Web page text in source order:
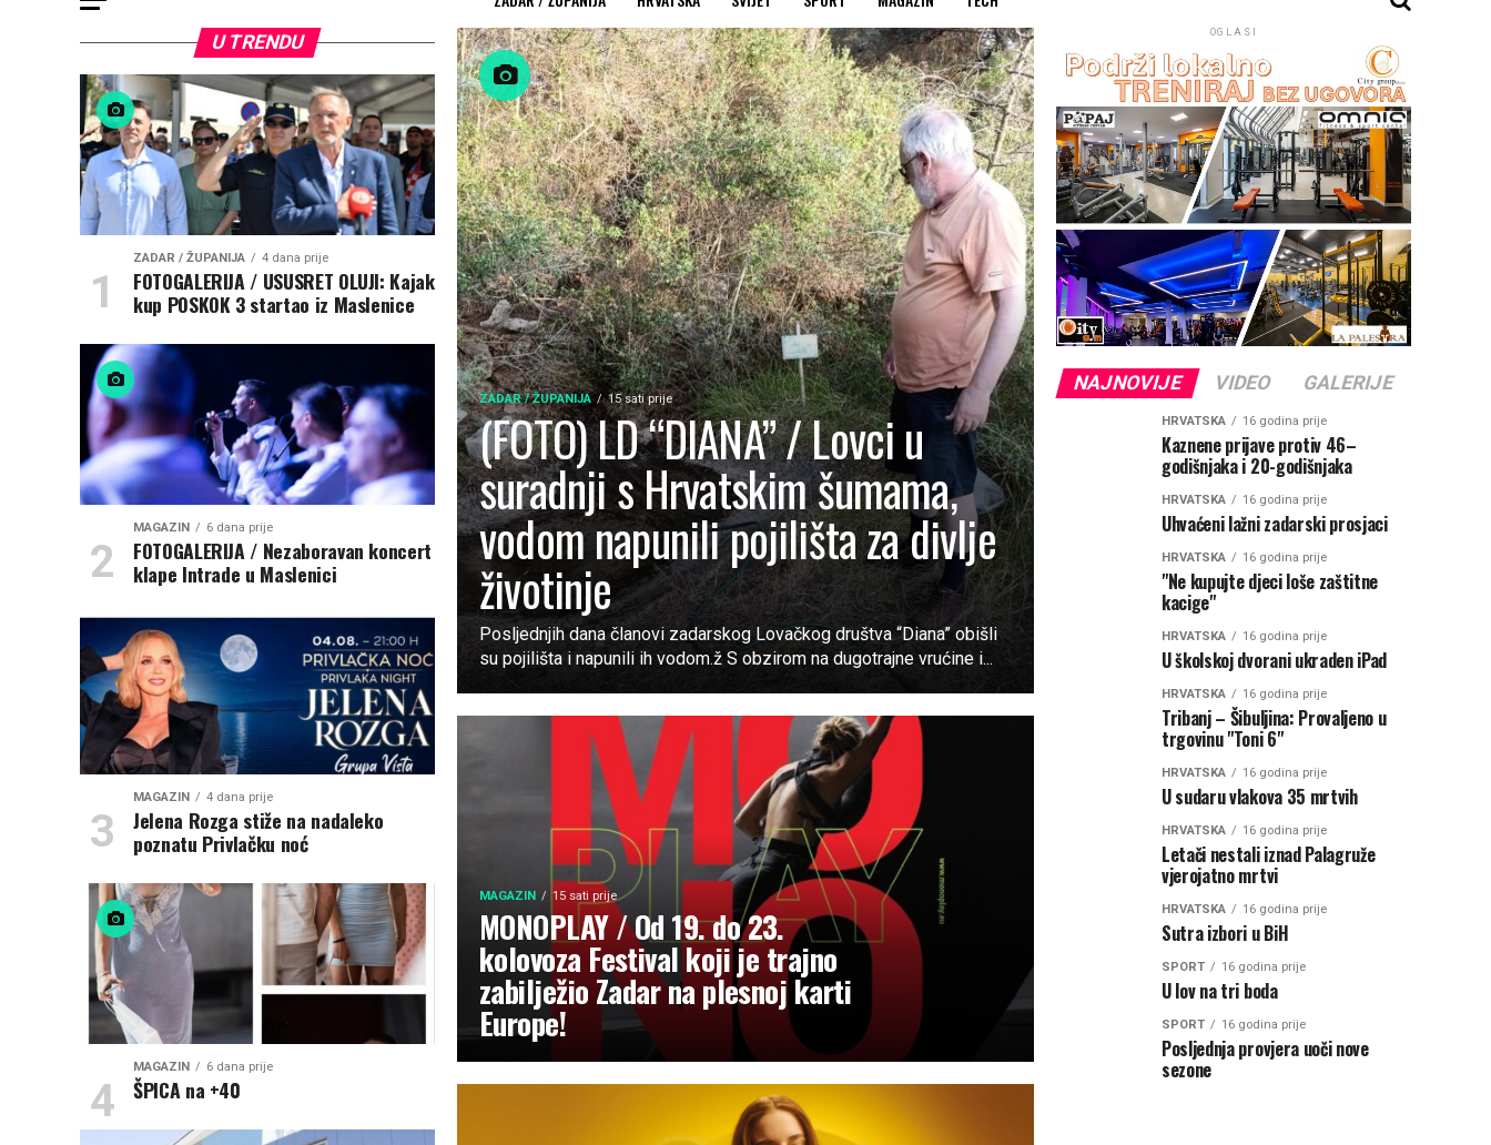
ZADAR / ŽUPANIJA 15 sati prije
(FOTO) LD “DIANA” / Lovci u
suradnji s Hrvatskim šumama,
vodom napunili pojilišta za divlje
životinje
Posljednjih dana članovi zadarskog Lovačkog društva “Diana” obišli
su pojilišta i napunili ih vodom.ž S obzirom na dugotrajne vrućine i...
MAGAZIN 15 sati prije
MONOPLAY / Od 19. do 23.
kolovoza Festival koji je trajno
zabilježio Zadar na plesnoj karti
Europe!
U TRENDU
ZADAR / ŽUPANIJA 4 dana prije
FOTOGALERIJA / USUSRET OLUJI: Kajak
kup POSKOK 3 startao iz Maslenice
MAGAZIN 6 dana prije
FOTOGALERIJA / Nezaboravan koncert
klape Intrade u Maslenici
MAGAZIN 4 dana prije
Jelena Rozga stiže na nadaleko
poznatu Privlačku noć
MAGAZIN 6 dana prije
ŠPICA na +40
OGLASI
NAJNOVIJE VIDEO GALERIJE
HRVATSKA 16 godina prije
Kaznene prijave protiv 46–
godišnjaka i 20-godišnjaka
HRVATSKA 16 godina prije
Uhvaćeni lažni zadarski prosjaci
HRVATSKA 16 godina prije
"Ne kupujte djeci loše zaštitne
kacige"
HRVATSKA 16 godina prije
U školskoj dvorani ukraden iPad
HRVATSKA 16 godina prije
Tribanj – Šibuljina: Provaljeno u
trgovinu "Toni 6"
HRVATSKA 16 godina prije
U sudaru vlakova 35 mrtvih
HRVATSKA 16 godina prije
Letači nestali iznad Palagruže
vjerojatno mrtvi
HRVATSKA 16 godina prije
Sutra izbori u BiH
SPORT 16 godina prije
U lov na tri boda
SPORT 16 godina prije
Posljednja provjera uoči nove
sezone